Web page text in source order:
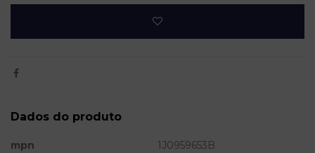
Dados do produto
mpn
1J0959653B